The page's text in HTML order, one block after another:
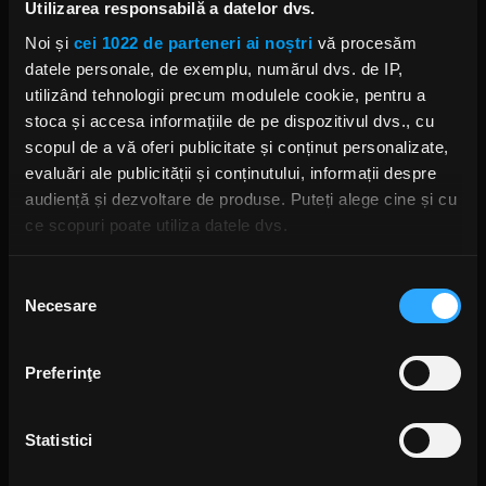
Utilizarea responsabilă a datelor dvs.
Noi și cei 1022 de parteneri ai noștri vă procesăm
datele personale, de exemplu, numărul dvs. de IP,
utilizând tehnologii precum modulele cookie, pentru a
stoca și accesa informațiile de pe dispozitivul dvs., cu
scopul de a vă oferi publicitate și conținut personalizate,
evaluări ale publicității și conținutului, informații despre
audiență și dezvoltare de produse. Puteți alege cine și cu
ce scopuri poate utiliza datele dvs.
Să colectăm informațiile cu privire la locația dvs.
Să vă identificăm dispozitivul scanândul-l în mod
activ după caracteristici specifice (amprentare)
dvs. personale și configurați-vă preferințele la
secțiunea
consimțământului
Necesare
Preferinţe
Statistici
Dave Grohl povestește despre
alături de Foo Fighters
Dave Grohl (Foo Fighters) refuză
să interpreteze vocal piese
lansate alături de Nirvana
VINERI, 15 IANUARIE 2021
Krist Novoselic explică motivul